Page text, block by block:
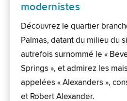
modernistes
Découvrez le quartier
Palmas, datant du milieu du
autrefois surnommé le «
Springs », et admirez les
appelées « Alexanders »,
et Robert Alexander.